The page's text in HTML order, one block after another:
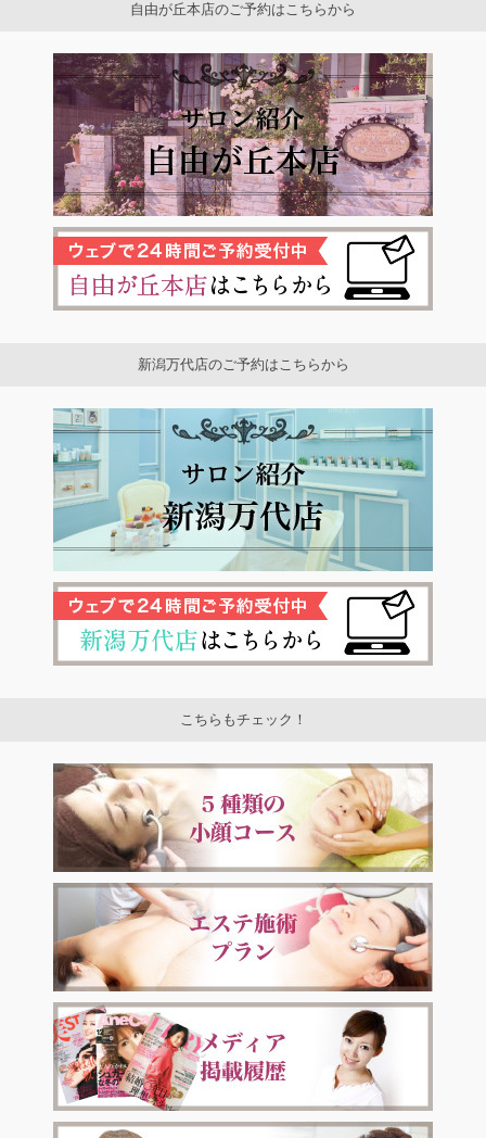
自由が丘本店のご予約はこちらから
新潟万代店のご予約はこちらから
こちらもチェック！